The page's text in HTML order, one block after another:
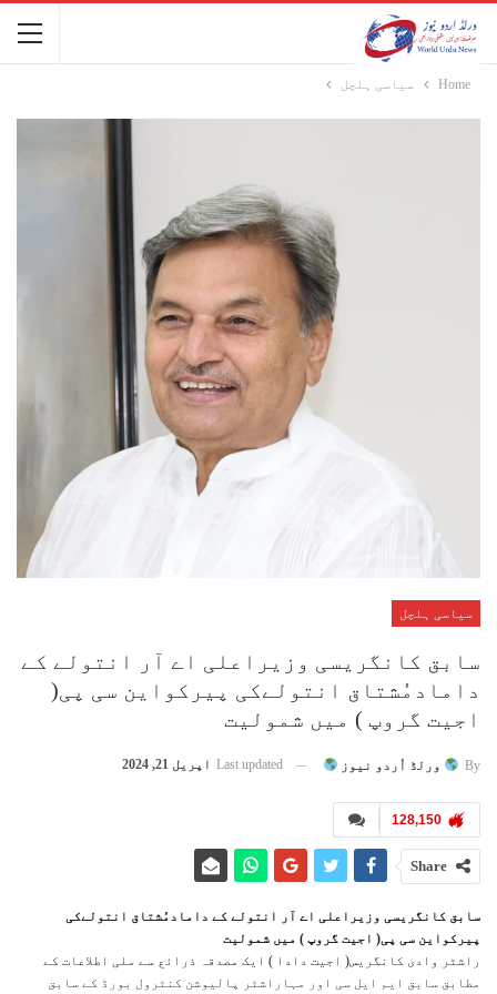
Home سیاسی ہلچل
سیاسی ہلچل
سابق کانگریسی وزیراعلی اے آر انتولے کے
دامادمُشتاق انتولےکی پیرکواین سی پی(
اجیت گروپ ) میں شمولیت
By ورلڈ اُردو نیوز Last updated اپریل 21, 2024
128,150
Share
سابق کانگریسی وزیراعلی اے آر انتولے کے دامادمُشتاق انتولےکی
پیرکواین سی پی( اجیت گروپ ) میں شمولیت
راشٹر وادی کانگریس( اجیت دادا ) ایک مصدقہ ذرائع سے ملی اطلاعات کے
مطابق سابق ایم ایل سی اور مہاراشٹر پالیوشن کنٹرول بورڈ کے سابق